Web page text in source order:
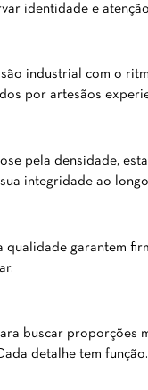
identidade e
industrial com o
por artesãos
pela densidade,
integridade ao
garantem
buscar proporções
detalhe tem função.